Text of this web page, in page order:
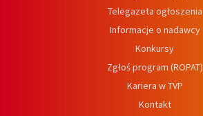
Telegazeta ogłoszenia
Informacje o nadawcy
Konkursy
Zgłoś program (ROPAT)
Kariera w TVP
Kontakt